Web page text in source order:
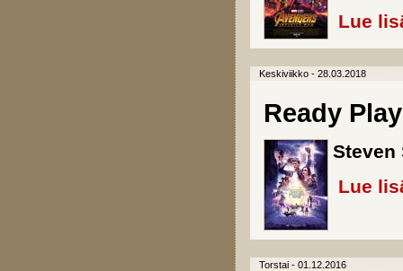
Lue
Keskiviikko - 28.03.2018
Ready
Steven
Lue
Torstai - 01.12.2016